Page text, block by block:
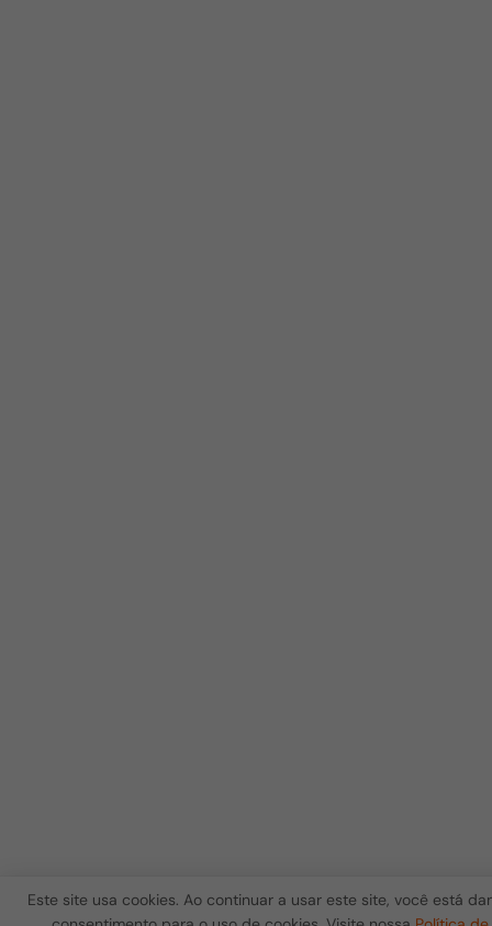
Este site usa cookies. Ao continuar a usar este site, você está